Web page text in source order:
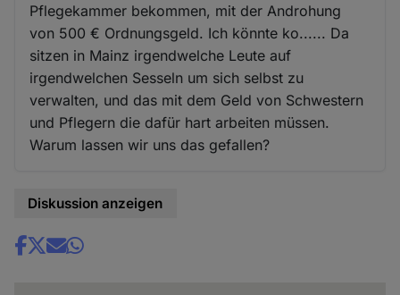
Pflegekammer bekommen, mit der Androhung
von 500 € Ordnungsgeld. Ich könnte ko...... Da
sitzen in Mainz irgendwelche Leute auf
irgendwelchen Sesseln um sich selbst zu
verwalten, und das mit dem Geld von Schwestern
und Pflegern die dafür hart arbeiten müssen.
Warum lassen wir uns das gefallen?
Diskussion anzeigen
Share